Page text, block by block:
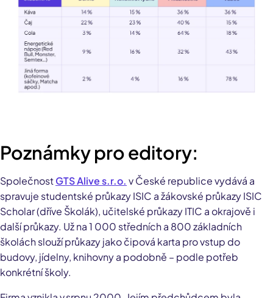
Poznámky pro editory:
SpolečnostGTS Alive s.r.o. v České republice vydává a
spravuje studentské průkazy ISIC a žákovské průkazy ISIC
Scholar (dříve Školák), učitelské průkazy ITIC a okrajově i
další průkazy. Už na 1 000 středních a 800 základních
školách slouží průkazy jako čipová karta pro vstup do
budovy, jídelny, knihovny a podobně – podle potřeb
konkrétní školy.